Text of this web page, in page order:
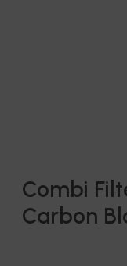
Combi
Carbon